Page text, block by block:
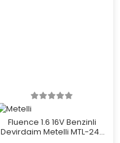
Fluence 1.6 16V Benzinli
Devirdaim Metelli MTL-24-